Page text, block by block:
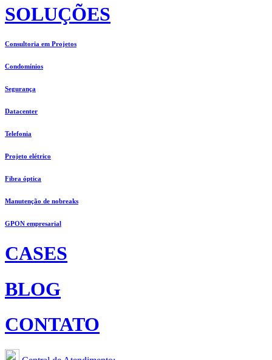
SOLUÇÕES
Consultoria em Projetos
Condomínios
Segurança
Datacenter
Telefonia
Projeto elétrico
Fibra óptica
Manutenção de nobreaks
GPON empresarial
CASES
BLOG
CONTATO